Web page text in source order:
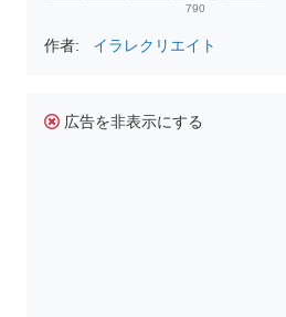
790
作者: イラレクリエイト
広告を非表示にする